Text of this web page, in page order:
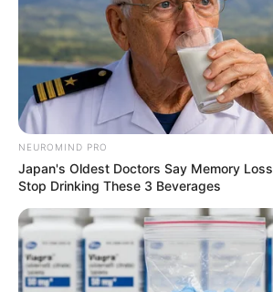
NEUROMIND PRO
Japan's Oldest Doctors Say Memory
Stop Drinking These 3 Beverages